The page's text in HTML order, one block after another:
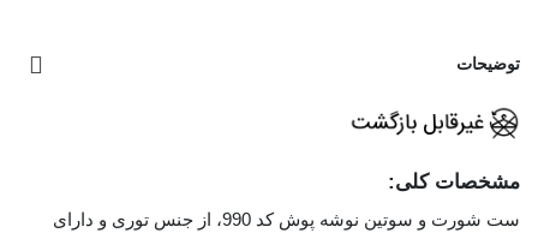
توضیحات
مشخصات کلی:
ست شورت و سوتین نوشه پوش کد 990، از جنس توری و دارای